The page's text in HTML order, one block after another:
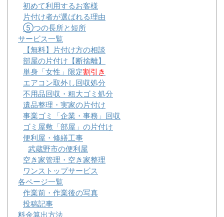
初めて利用するお客様
片付け者が選ばれる理由
⑤つの長所と短所
サービス一覧
【無料】片付け方の相談
部屋の片付け【断捨離】
単身「女性」限定割引き
エアコン取外し回収処分
不用品回収・粗大ゴミ処分
遺品整理・実家の片付け
事業ゴミ「企業・事務」回収
ゴミ屋敷「部屋」の片付け
便利屋・修繕工事
武蔵野市の便利屋
空き家管理・空き家整理
ワンストップサービス
各ページ一覧
作業前・作業後の写真
投稿記事
料金算出方法